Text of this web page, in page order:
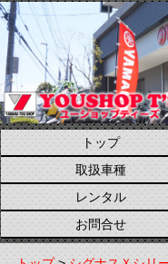
トップ
取扱車種
レンタル
お問合せ